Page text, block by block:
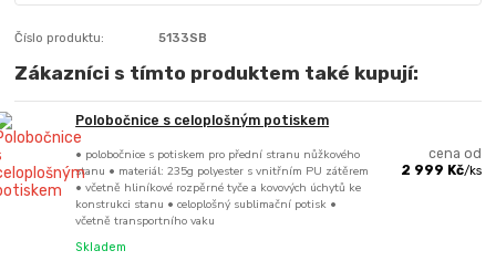
Číslo produktu: 5133SB
Zákazníci s tímto produktem také kupují:
Polobočnice s celoplošným potiskem
• polobočnice s potiskem pro přední stranu nůžkového
stanu • materiál: 235g polyester s vnitřním PU zátěrem
• včetně hliníkové rozpěrné tyče a kovových úchytů ke
konstrukci stanu • celoplošný sublimační potisk •
včetně transportního vaku
cena od
2 999 Kč/ks
Skladem